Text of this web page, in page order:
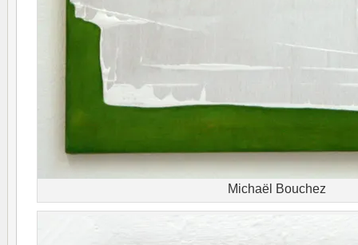
Michaël Bouchez